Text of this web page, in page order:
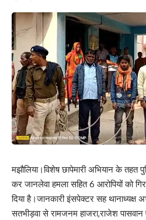
मझौलिया।विशेष छापेमारी अभियान के तहत
कर जानलेवा हमला सहित 6 आरोपियों को
दिया है।जानकारी इंसपेक्टर सह थानाध्यक्ष
सतभीड़वा से रामजनम हाजरा,राजेश